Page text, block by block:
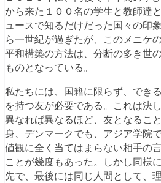
から来た１００名の学生と教師達
ュースで知るだけだった国々の印
ら一世紀が過ぎたが、このメニケ
平和構築の方法は、分断の多き世
ものとなっている。
私たちには、国籍に限らず、でき
を持つ友が必要である。これは決
異なれば異なるほど、友となるこ
身、デンマークでも、アジア学院
値観に全く当てはまらない相手の
ことが幾度もあった。しかし同様
先で、最後には同じ人間として、